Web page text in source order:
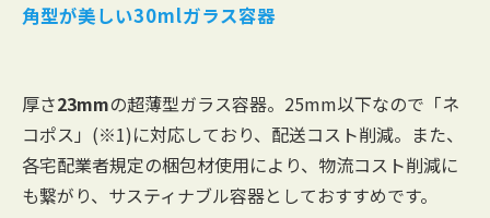
角型が美しい30mlガラス容器
厚さ23mmの超薄型ガラス容器。25mm以下なので「ネ
コポス」(※1)に対応しており、配送コスト削減。また、
各宅配業者規定の梱包材使用により、物流コスト削減に
も繋がり、サスティナブル容器としておすすめです。